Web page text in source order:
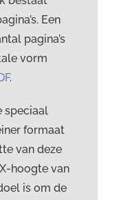
Een
pagina’s
vorm
.
speciaal
formaat
van deze
hoogte van
is om de